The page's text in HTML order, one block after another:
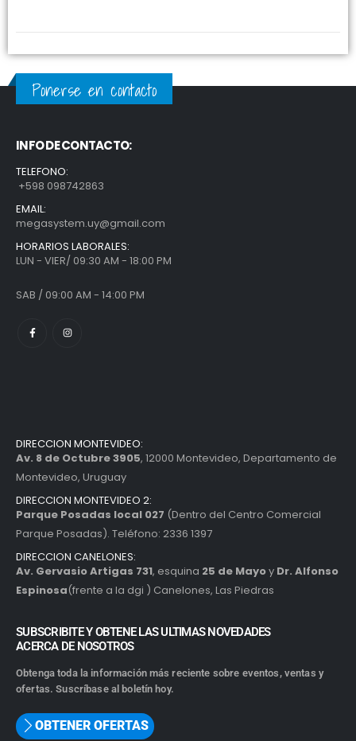
Ponerse en contacto
INFO DE CONTACTO:
TELEFONO:
+598 098742863
EMAIL:
megasystem.uy@gmail.com
HORARIOS LABORALES:
LUN - VIER/ 09:30 AM - 18:00 PM
SAB / 09:00 AM - 14:00 PM
DIRECCION MONTEVIDEO:
Av. 8 de Octubre 3905, 12000 Montevideo, Departamento de
Montevideo, Uruguay
DIRECCION MONTEVIDEO 2:
Parque Posadas local 027 (Dentro del Centro Comercial
Parque Posadas). Teléfono: 2336 1397
DIRECCION CANELONES:
Av. Gervasio Artigas 731, esquina 25 de Mayoy Dr. Alfonso
Espinosa(frente a la dgi ) Canelones, Las Piedras
SUBSCRIBITE Y OBTENE LAS ULTIMAS NOVEDADES
ACERCA DE NOSOTROS
Obtenga toda la información más reciente sobre eventos, ventas y
ofertas. Suscríbase al boletín hoy.
OBTENER OFERTAS